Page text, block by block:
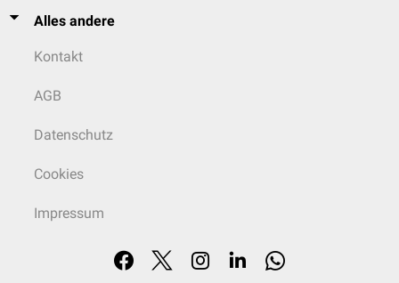
Alles andere
Kontakt
AGB
Datenschutz
Cookies
Impressum